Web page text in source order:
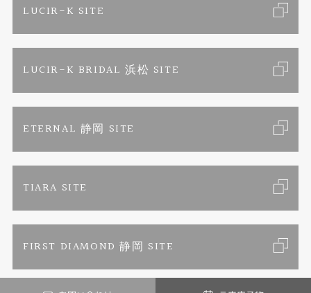
オーダーメイド専用サイト
エタニティリング
婚約ネックレス
真珠ネックレス
プロポーズ相談室
お客様の声
プライバシーポリシー
LUCIR-K SITE
LUCIR-K BRIDAL 浜松 SITE
ETERNAL 静岡 SITE
TIARA SITE
FIRST DIAMOND 静岡 SITE